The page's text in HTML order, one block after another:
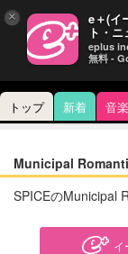
トップ 新着 音楽
Municipal
SPICEのMunicipal
イ
× e＋(イ
ト・
eplus
無料 -